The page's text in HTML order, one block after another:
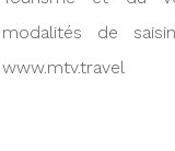
modalités de
www.mtv.travel